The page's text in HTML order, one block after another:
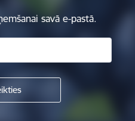
savā e-pastā.